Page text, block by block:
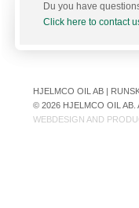
Du you have
Click here to contact
HJELMCO OIL AB |
© 2026 HJELMCO OIL AB.
WEBDESIGN AND